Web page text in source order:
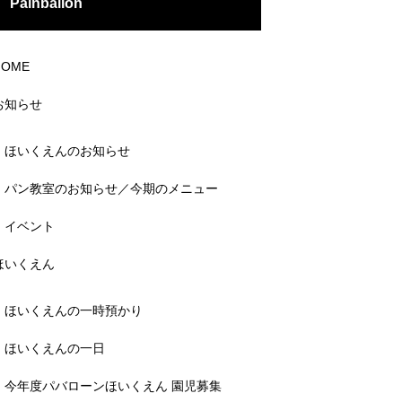
Painballon
知らせ
ほいくえんのお知らせ
パン教室のお知らせ／今期のメニュー
イベント
いくえん
ほいくえんの一時預かり
ほいくえんの一日
今年度パバローンほいくえん 園児募集